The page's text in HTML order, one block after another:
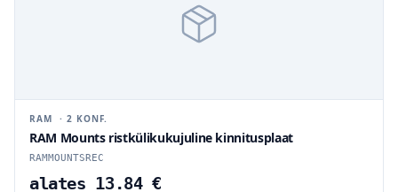
RAM · 2 KONF.
RAM Mounts ristkülikukujuline kinnitusplaat
RAMMOUNTSREC
alates 13.84 €